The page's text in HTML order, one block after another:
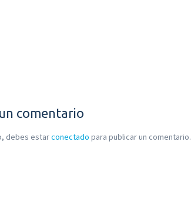
comentario
debes estarconectado para publicar un comentario.